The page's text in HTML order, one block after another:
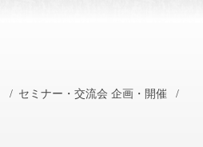
/ セミナー・交流会 企画・開催 /